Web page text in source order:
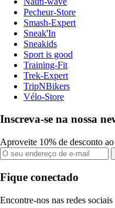
Pecheur-Store
Smash-Expert
Sneak'In
Sneakids
Sport is good
Training-Fit
Trek-Expert
TripNBikers
Vélo-Store
Inscreva-se na nossa
Aproveite 10% de desconto
Fique conectado
Encontre-nos nas redes sociais